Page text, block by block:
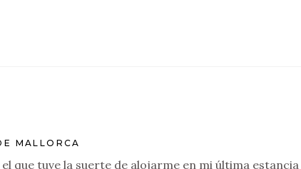
MALLORCA
que tuve la suerte de alojarme en mi última